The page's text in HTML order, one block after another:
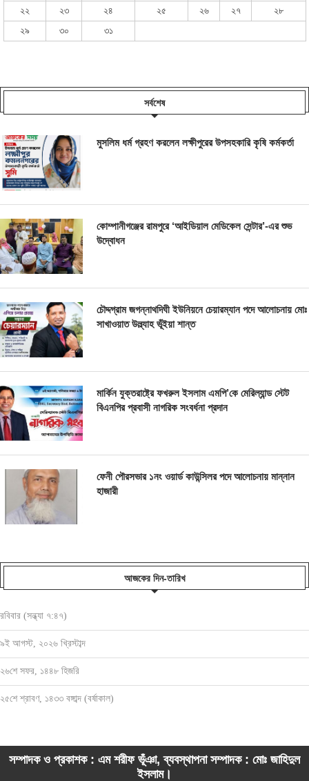
২২
২৩ ২৪ ২৫ ২৬ ২৭
২৮
২৯
৩০ ৩১
সর্বশেষ
মুসলিম ধর্ম গ্রহণ করলেন লক্ষীপুরের উপসহকারি কৃষি কর্মকর্তা
কোম্পানীগঞ্জের রামপুরে ‘আইডিয়াল মেডিকেল সেন্টার’-এর শুভ
উদ্বোধন
চৌদ্দগ্রাম জগন্নাথদিঘী ইউনিয়নে চেয়ারম্যান পদে আলোচনায় মোঃ
সাখাওয়াত উল্ল্যাহ ভূঁইয়া শান্ত
মার্কিন যুক্তরাষ্ট্রে ফখরুল ইসলাম এমপি’কে মেরিল্যান্ড স্টেট
বিএনপির প্রবাসী নাগরিক সংবর্ধনা প্রদান
ফেনী পৌরসভার ১নং ওয়ার্ড কাউন্সিলর পদে আলোচনায় মান্নান
হাজারী
আজকের দিন-তারিখ
রবিবার (সন্ধ্যা ৭:৪৭)
৯ই আগস্ট, ২০২৬ খ্রিস্টাব্দ
২৬শে সফর, ১৪৪৮ হিজরি
২৫শে শ্রাবণ, ১৪৩৩ বঙ্গাব্দ (বর্ষাকাল)
সম্পাদক ও প্রকাশক : এম শরীফ ভূঁঞা, ব্যবস্থাপনা সম্পাদক : মোঃ জাহিদুল
ইসলাম।